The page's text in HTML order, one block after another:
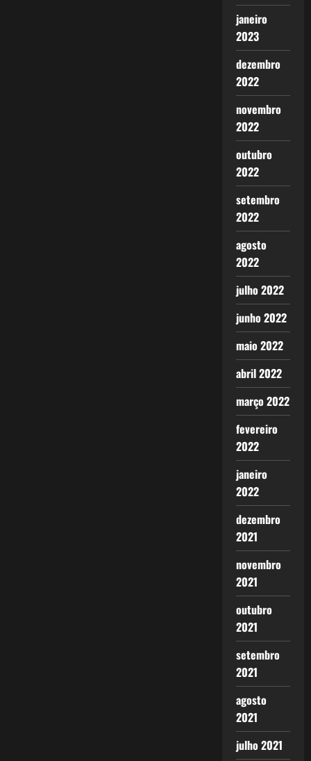
janeiro
2023
dezembro
2022
novembro
2022
outubro
2022
setembro
2022
agosto
2022
julho 2022
junho 2022
maio 2022
abril 2022
março 2022
fevereiro
2022
janeiro
2022
dezembro
2021
novembro
2021
outubro
2021
setembro
2021
agosto
2021
julho 2021